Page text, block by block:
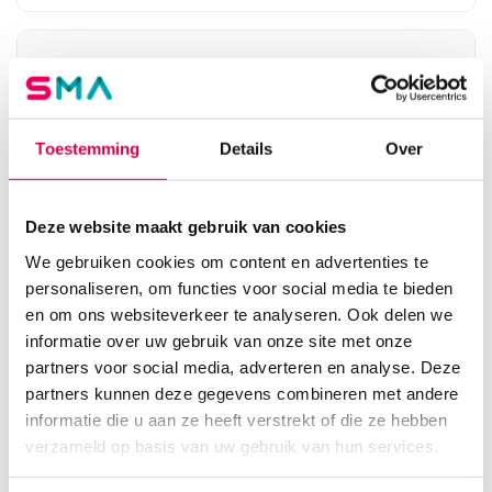
Toestemming Details Over
Deze website maakt gebruik van cookies
We gebruiken cookies om content en advertenties te
personaliseren, om functies voor social media te bieden
en om ons websiteverkeer te analyseren. Ook delen we
informatie over uw gebruik van onze site met onze
partners voor social media, adverteren en analyse. Deze
partners kunnen deze gegevens combineren met andere
informatie die u aan ze heeft verstrekt of die ze hebben
verzameld op basis van uw gebruik van hun services.
Curapor eilandpleisters, 7cm x 5cm, steriel
(100)
LOHMANN